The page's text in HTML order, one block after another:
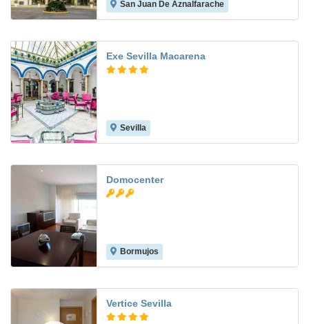
San Juan De Aznalfarache
Exe Sevilla Macarena
Sevilla
Domocenter
Bormujos
Vertice Sevilla